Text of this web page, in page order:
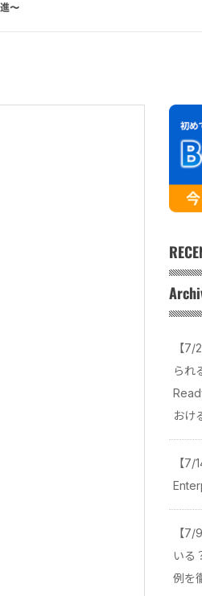
〜
【
られ
おけ
【
【
いる
例を